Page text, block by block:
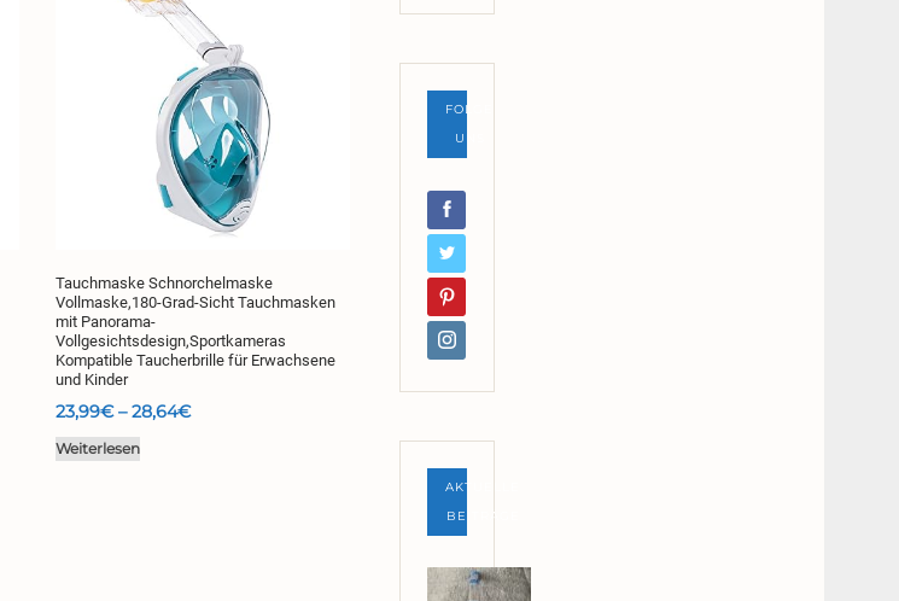
Tauchmaske Schnorchelmaske
Vollmaske,180-Grad-Sicht Tauchmasken
mit Panorama-
Vollgesichtsdesign,Sportkameras
Kompatible Taucherbrille für Erwachsene
und Kinder
23,99€ –28,64€Preisspanne:
Weiterlesen
FOLGE
UNS
AKTUELLE
BEITRÄGE